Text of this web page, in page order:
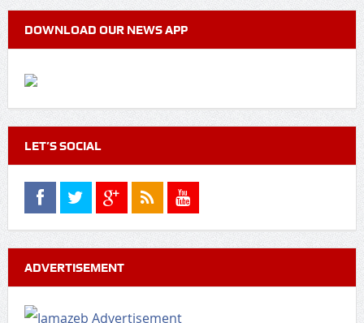
DOWNLOAD OUR NEWS APP
LET’S SOCIAL
ADVERTISEMENT